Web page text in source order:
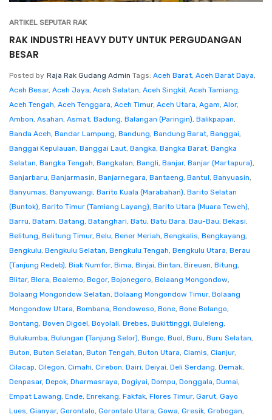
ARTIKEL SEPUTAR RAK
RAK INDUSTRI HEAVY DUTY UNTUK PERGUDANGAN
BESAR
Posted by Raja Rak Gudang Admin Tags: Aceh Barat, Aceh Barat Daya,
Aceh Besar, Aceh Jaya, Aceh Selatan, Aceh Singkil, Aceh Tamiang,
Aceh Tengah, Aceh Tenggara, Aceh Timur, Aceh Utara, Agam, Alor,
Ambon, Asahan, Asmat, Badung, Balangan (Paringin), Balikpapan,
Banda Aceh, Bandar Lampung, Bandung, Bandung Barat, Banggai,
Banggai Kepulauan, Banggai Laut, Bangka, Bangka Barat, Bangka
Selatan, Bangka Tengah, Bangkalan, Bangli, Banjar, Banjar (Martapura),
Banjarbaru, Banjarmasin, Banjarnegara, Bantaeng, Bantul, Banyuasin,
Banyumas, Banyuwangi, Barito Kuala (Marabahan), Barito Selatan
(Buntok), Barito Timur (Tamiang Layang), Barito Utara (Muara Teweh),
Barru, Batam, Batang, Batanghari, Batu, Batu Bara, Bau-Bau, Bekasi,
Belitung, Belitung Timur, Belu, Bener Meriah, Bengkalis, Bengkayang,
Bengkulu, Bengkulu Selatan, Bengkulu Tengah, Bengkulu Utara, Berau
(Tanjung Redeb), Biak Numfor, Bima, Binjai, Bintan, Bireuen, Bitung,
Blitar, Blora, Boalemo, Bogor, Bojonegoro, Bolaang Mongondow,
Bolaang Mongondow Selatan, Bolaang Mongondow Timur, Bolaang
Mongondow Utara, Bombana, Bondowoso, Bone, Bone Bolango,
Bontang, Boven Digoel, Boyolali, Brebes, Bukittinggi, Buleleng,
Bulukumba, Bulungan (Tanjung Selor), Bungo, Buol, Buru, Buru Selatan,
Buton, Buton Selatan, Buton Tengah, Buton Utara, Ciamis, Cianjur,
Cilacap, Cilegon, Cimahi, Cirebon, Dairi, Deiyai, Deli Serdang, Demak,
Denpasar, Depok, Dharmasraya, Dogiyai, Dompu, Donggala, Dumai,
Empat Lawang, Ende, Enrekang, Fakfak, Flores Timur, Garut, Gayo
Lues, Gianyar, Gorontalo, Gorontalo Utara, Gowa, Gresik, Grobogan,